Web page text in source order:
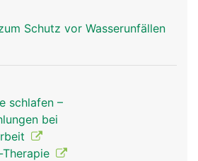
Schutz vor Wasserunfällen
schlafen –
bei